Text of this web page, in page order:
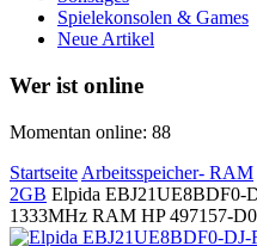
Spielekonsolen & Games
Neue Artikel
Wer ist online
Momentan online: 88
Startseite Arbeitsspeicher- RAM
2GB Elpida EBJ21UE8BDF0-
1333MHz RAM HP 497157-